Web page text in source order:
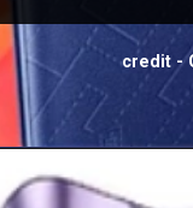
credit -